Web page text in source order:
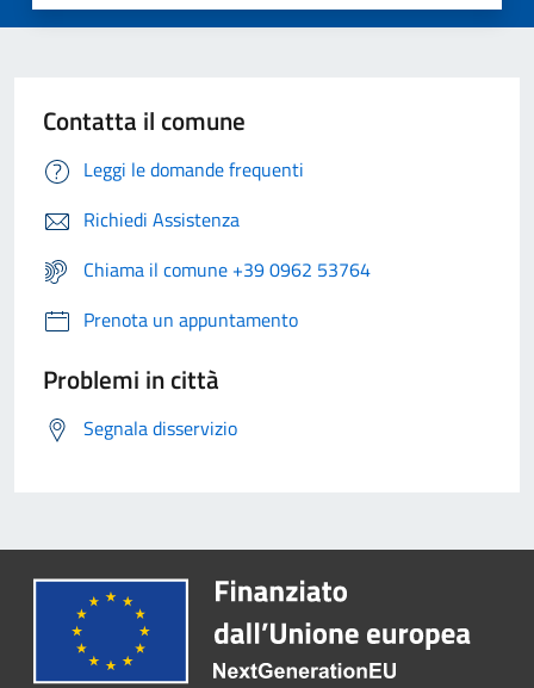
Contatta il comune
Leggi le domande frequenti
Richiedi Assistenza
Chiama il comune +39 0962 53764
Prenota un appuntamento
Problemi in città
Segnala disservizio